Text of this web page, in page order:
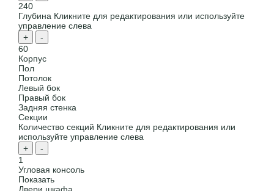
240
Глубина Кликните для редактирования или используйте
управление слева
+
-
60
Корпус
Пол
Потолок
Левый бок
Правый бок
Задняя стенка
Секции
Количество секций Кликните для редактирования или
используйте управление слева
+
-
1
Угловая консоль
Показать